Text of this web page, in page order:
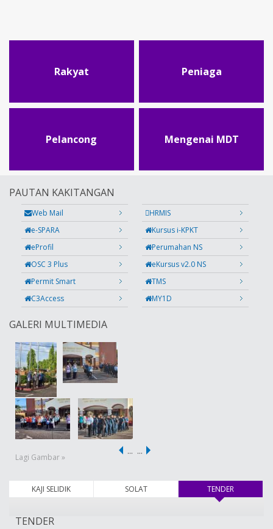
Rakyat Peniaga
Pelancong Mengenai MDT
PAUTAN KAKITANGAN
Web Mail
HRMIS
e-SPARA
Kursus i-KPKT
eProfil
Perumahan NS
OSC 3 Plus
eKursus v2.0 NS
Permit Smart
TMS
C3Access
MY1D
GALERI MULTIMEDIA
Lagi Gambar »
… …
KAJI SELIDIK SOLAT TENDER
TENDER